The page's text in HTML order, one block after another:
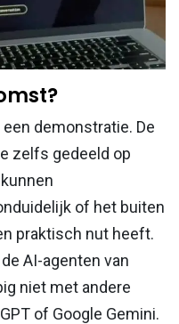
demonstratie. De
zelfs gedeeld op
of het buiten
praktisch nut heeft.
AI-agenten van
niet met andere
of Google Gemini.